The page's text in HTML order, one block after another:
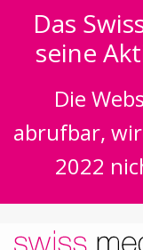
Das
seine
Die
abrufbar,
2022